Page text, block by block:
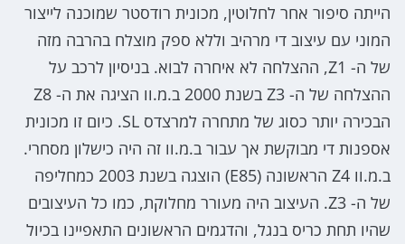
הייתה סיפור אחר לחלוטין, מכונית רודסטר שמוכנה לייצור
המוני עם עיצוב די מרהיב וללא ספק מוצלח בהרבה מזה
של ה- Z1, ההצלחה לא איחרה לבוא. בניסיון לרכב על
ההצלחה של ה- Z3 בשנת 2000 ב.מ.וו הציגה את ה- Z8
הבכירה יותר כסוג של מתחרה למרצדס SL. כיום זו מכונית
אספנות די מבוקשת אך עבור ב.מ.וו זה היה כישלון מסחרי.
ב.מ.וו Z4 הראשונה (E85) הוצגה בשנת 2003 כמחליפה
של ה- Z3. העיצוב היה מעורר מחלוקת, כמו כל העיצובים
שהיו תחת כריס בנגל, והדגמים הראשונים התאפיינו בכיול